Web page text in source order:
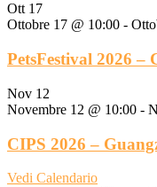
Ott 17
Ottobre 17 @ 10:00 -
PetsFestival 2026 –
Nov 12
Novembre 12 @ 10:00 -
CIPS 2026 –
Vedi Calendario